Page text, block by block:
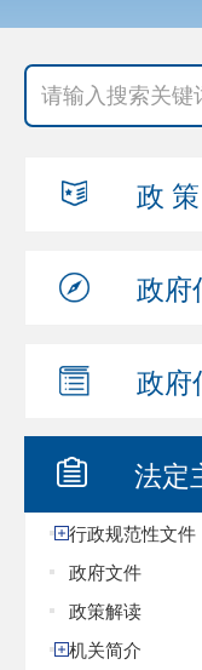
政 策
政府
政府
法定
行政规范性文件
政府文件
政策解读
机关简介